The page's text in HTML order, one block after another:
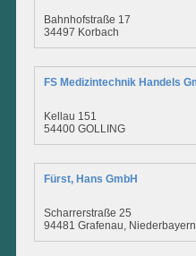
Bahnhofstraße 17
34497 Korbach
FS Medizintechnik Handels
Kellau 151
54400 GOLLING
Fürst, Hans GmbH
Scharrerstraße 25
94481 Grafenau, Niederbayern